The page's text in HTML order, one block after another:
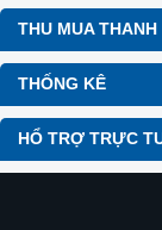
THU MUA THANH
THỐNG KÊ
HỔ TRỢ TRỰC